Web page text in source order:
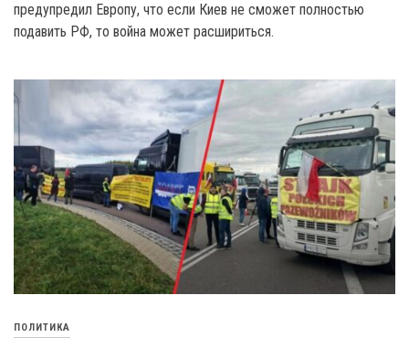
предупредил Европу, что если Киев не сможет полностью
подавить РФ, то война может расшириться.
ПОЛИТИКА